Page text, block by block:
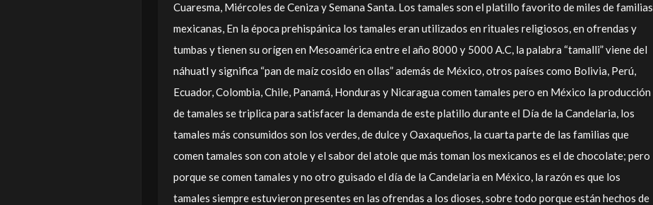
Cuaresma, Miércoles de Ceniza y Semana Santa. Los tamales son el platillo favorito de miles defamilias
mexicanas, En la época prehispánica los tamales eran utilizados en rituales religiosos, en ofrendas y
tumbas y tienen su orígen en Mesoamérica entre el año 8000 y 5000 A.C, la palabra “tamalli” viene del
náhuatl y significa “pan de maíz cosido en ollas” además de México, otros países como Bolivia, Perú,
Ecuador, Colombia, Chile, Panamá, Honduras y Nicaragua comen tamales pero en México la producción
de tamales se triplica para satisfacer la demanda de este platillo durante el Día de la Candelaria, los
tamales más consumidos son los verdes, de dulce y Oaxaqueños, la cuarta parte de las familias que
comen tamales son con atole y el sabor del atole que más toman los mexicanos es el de chocolate; pero
porque se comen tamales y no otro guisado el día de la Candelaria en México, la razón es que los
tamales siempre estuvieron presentes en las ofrendas a los dioses, sobre todo porque están hechos de